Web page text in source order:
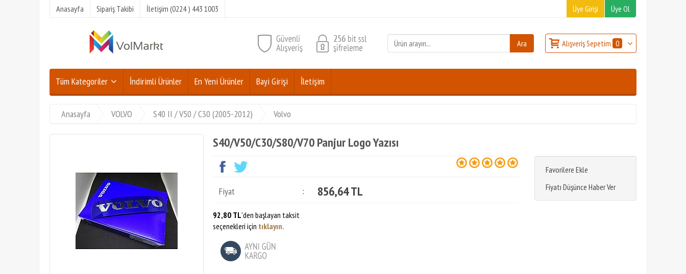
Anasayfa Sipariş Takibi İletişim (0224 ) 443 1003 Üye Girişi Üye Ol
Alışveriş Sepetim 0
Tüm Kategoriler İndirimli Ürünler En Yeni Ürünler Bayi Girişi İletişim
Anasayfa VOLVO S40 II / V50 / C30 (2005-2012) Volvo
S40/V50/C30/S80/V70 Panjur Logo Yazısı
Favorilere Ekle
Fiyatı Düşünce Haber Ver
Fiyat : 856,64 TL
92,80 TL'den başlayan taksit
seçenekleri için tıklayın.